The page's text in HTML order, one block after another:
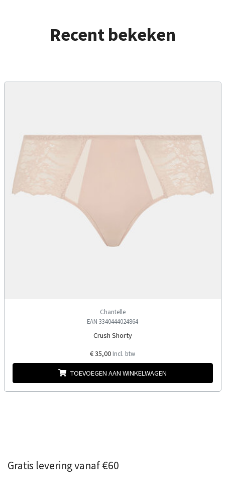
Recent bekeken
Chantelle
EAN 3340444024864
Crush Shorty
€ 35,00 Incl. btw
TOEVOEGEN AAN WINKELWAGEN
Gratis levering vanaf €60